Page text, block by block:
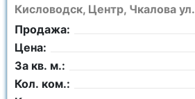
Кисловодск, Центр, Чкалова ул.
Продажа:
Цена:
За кв. м.:
Кол. ком.: